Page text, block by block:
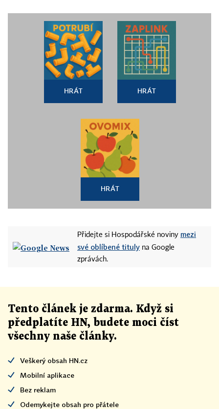
HRÁT HRÁT
HRÁT
Přidejte si Hospodářské noviny mezi
své oblíbené tituly na Google
zprávách.
Tento článek je zdarma. Když si
předplatíte HN, budete moci číst
všechny naše články.
Veškerý obsah HN.cz
Mobilní aplikace
Bez reklam
Odemykejte obsah pro přátele